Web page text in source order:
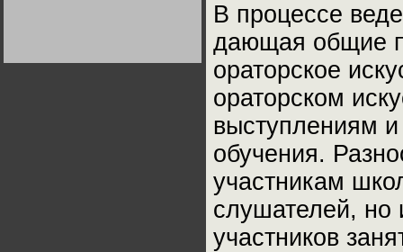
В процессе
дающая общие
ораторское
ораторском
выступлениям
обучения.
участникам
слушателей, но
участников